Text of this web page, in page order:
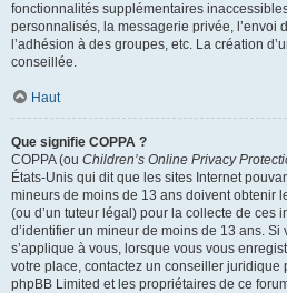
fonctionnalités supplémentaires
personnalisés, la messagerie privée, l’envoi
l’adhésion à des groupes, etc. La création
conseillée.
Haut
Que signifie COPPA ?
COPPA (ou Children’s Online Privacy
États-Unis qui dit que les sites Internet
mineurs de moins de 13 ans doivent obtenir
(ou d’un tuteur légal) pour la collecte de ces
d’identifier un mineur de moins de 13 ans. Si
s’applique à vous, lorsque vous vous
votre place, contactez un conseiller juridique
phpBB Limited et les propriétaires de ce